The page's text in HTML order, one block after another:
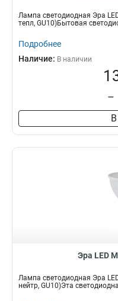
Лампа светодиодная Эра
тепл, GU10)Бытовая
Подробнее
Наличие: В наличии
–
Эра LED
Лампа светодиодная Эра
нейтр, GU10)Эта